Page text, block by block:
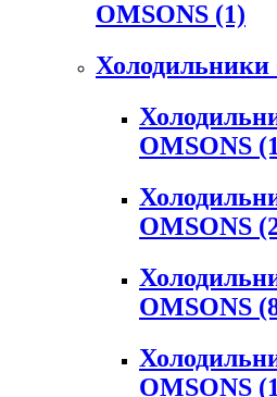
OMSONS (1)
Холодильники
OMSONS
OMSONS
OMSONS
OMSONS